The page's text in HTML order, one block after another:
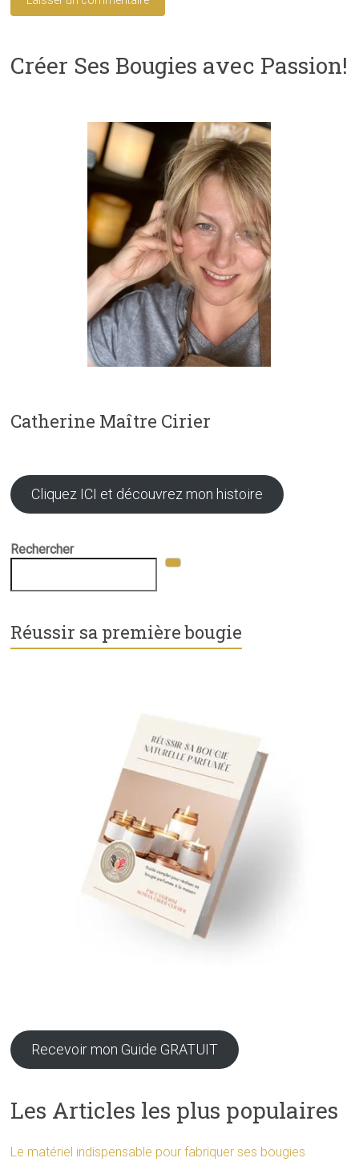
A
Créer Ses Bougies avec Passion!
Catherine Maître Cirier
Cliquez ICI et découvrez mon histoire
Rechercher
Réussir sa première bougie
Recevoir mon Guide GRATUIT
Les Articles les plus populaires
Le matériel indispensable pour fabriquer ses bougies